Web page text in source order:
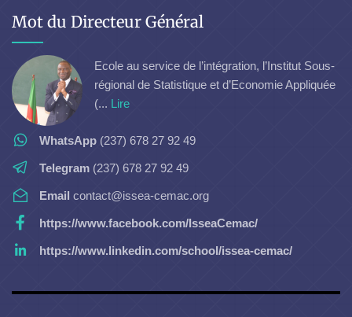
Mot du Directeur Général
Ecole au service de l’intégration, l’Institut Sous-
régional de Statistique et d’Economie Appliquée
(... Lire
WhatsApp (237) 678 27 92 49
Telegram (237) 678 27 92 49
Email contact@issea-cemac.org
https://www.facebook.com/IsseaCemac/
https://www.linkedin.com/school/issea-cemac/